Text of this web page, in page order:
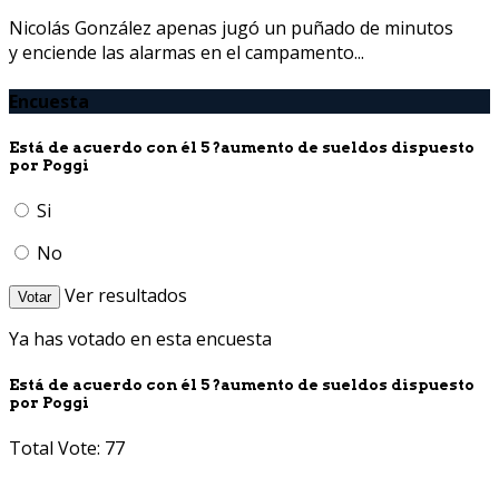
Nicolás González apenas jugó un puñado de minutos
y enciende las alarmas en el campamento...
Encuesta
Está de acuerdo con él 5 ?aumento de sueldos dispuesto
por Poggi
Si
No
Votar
Ver resultados
Ya has votado en esta encuesta
Está de acuerdo con él 5 ?aumento de sueldos dispuesto
por Poggi
Total Vote: 77